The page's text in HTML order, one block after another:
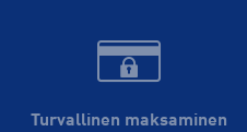
Turvallinen maksaminen